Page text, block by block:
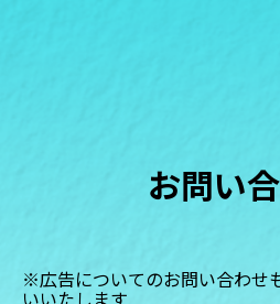
お問い
※広告についてのお問い合わせ
いいたします